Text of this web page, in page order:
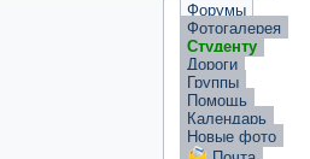
Форумы
Фотогалерея
Студенту
Дороги
Группы
Помощь
Календарь
Новые фото